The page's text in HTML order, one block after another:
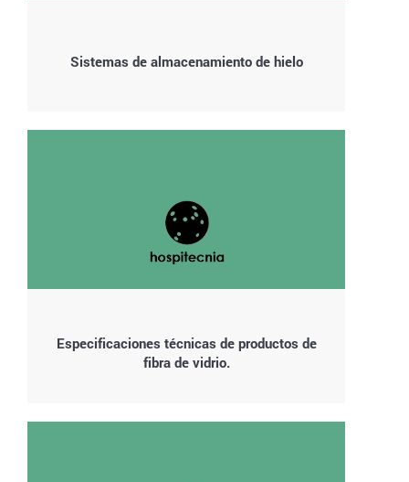
Sistemas de almacenamiento de hielo
Especificaciones técnicas de productos de
fibra de vidrio.